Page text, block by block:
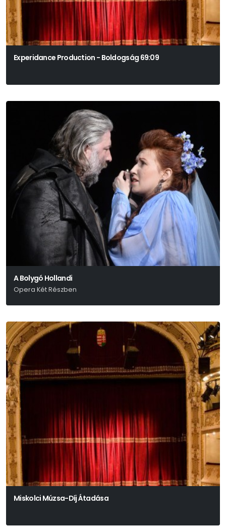
Experidance Production - Boldogság 69:09
A Bolygó Hollandi
Opera Két Részben
Miskolci Múzsa-Díj Átadása